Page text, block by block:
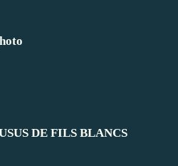
DE FILS BLANCS